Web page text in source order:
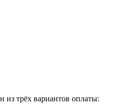
трёх вариантов оплаты: